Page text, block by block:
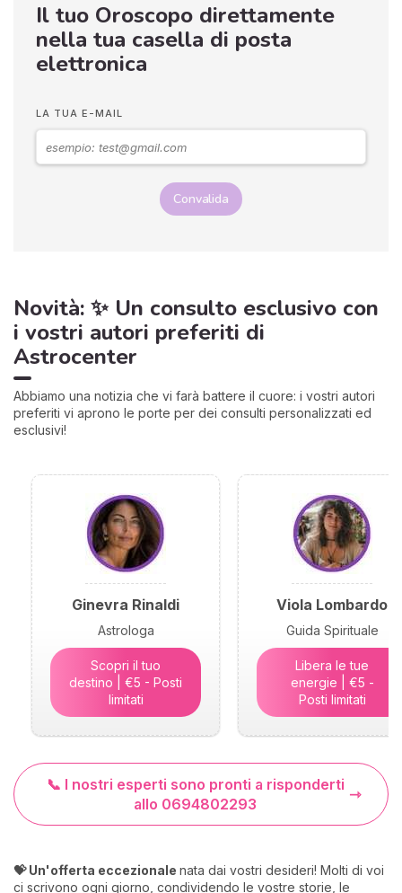
Il tuo Oroscopo direttamente
nella tua casella di posta
elettronica
LA TUA E-MAIL
Convalida
Novità: ✨ Un consulto esclusivo con
i vostri autori preferiti di
Astrocenter
Abbiamo una notizia che vi farà battere il cuore: i vostri autori
preferiti vi aprono le porte per dei consulti personalizzati ed
esclusivi!
Ginevra Rinaldi
Astrologa
Scopri il tuo
destino | €5 - Posti
limitati
Viola Lombardo
Guida Spirituale
Libera le tue
energie | €5 -
Posti limitati
📞 I nostri esperti sono pronti a risponderti
allo 0694802293
💝 Un'offerta eccezionale nata dai vostri desideri! Molti di voi
ci scrivono ogni giorno, condividendo le vostre storie, le